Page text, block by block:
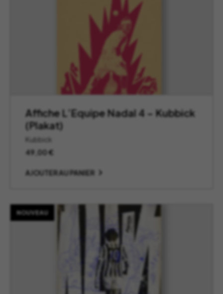
Affiche L’Equipe Nadal 4 – Kubbick
(Plakat)
Kubbick
49,00€
AJOUTER AU PANIER
NOUVEAU